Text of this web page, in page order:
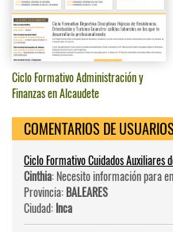
Ciclo Formativo Administración y
Finanzas en Alcaudete
COMENTARIOS DE
Ciclo Formativo Cuidados Auxiliares
Cinthia: Necesito información para
Provincia:BALEARES
Ciudad:Inca